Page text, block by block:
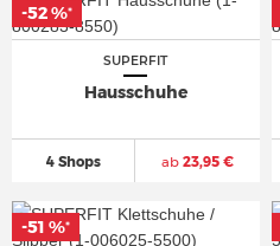
SUPERFIT
Hausschuhe
4 Shops ab23,95 €
-52 %*
-51 %*